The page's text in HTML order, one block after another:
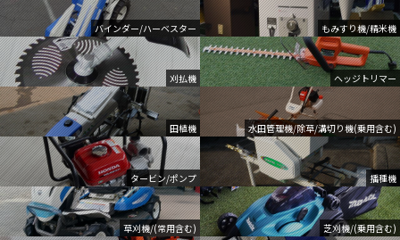
バインダー/ハーベスター もみすり機/精米機
刈払機 ヘッジトリマー
田植機 水田管理機/除草/溝切り機(乗用含む)
タービン/ポンプ 播種機
草刈機/(常用含む) 芝刈機/(乗用含む)